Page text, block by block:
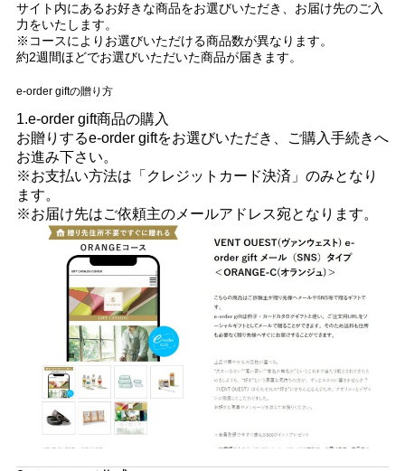
サイト内にあるお好きな商品をお選びいただき、お届け先のご入
力をいたします。
※コースによりお選びいただける商品数が異なります。
約2週間ほどでお選びいただいた商品が届きます。
e-order giftの贈り方
1.e-order gift商品の購入
お贈りするe-order giftをお選びいただき、ご購入手続きへ
お進み下さい。
※お支払い方法は「クレジットカード決済」のみとなり
ます。
※お届け先はご依頼主のメールアドレス宛となります。